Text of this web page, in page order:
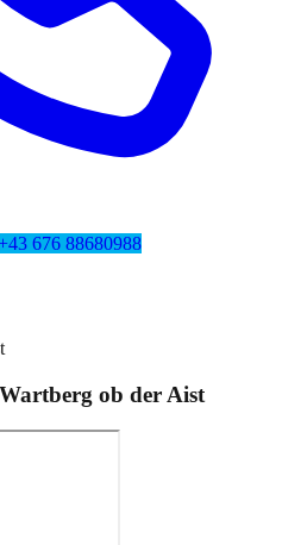
676 88680988
Wartberg ob der Aist